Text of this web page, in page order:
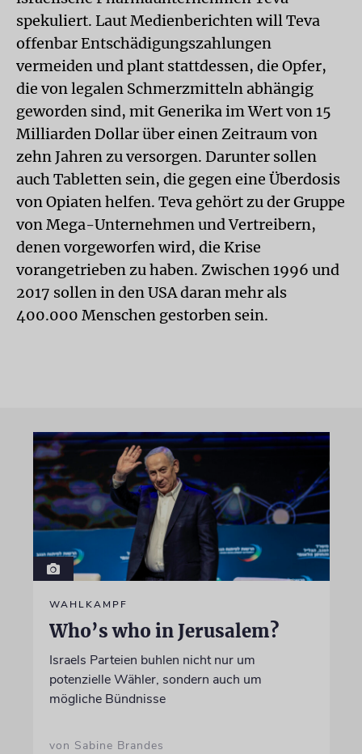
spekuliert. Laut Medienberichten will Teva
offenbar Entschädigungszahlungen
vermeiden und plant stattdessen, die Opfer,
die von legalen Schmerzmitteln abhängig
geworden sind, mit Generika im Wert von 15
Milliarden Dollar über einen Zeitraum von
zehn Jahren zu versorgen. Darunter sollen
auch Tabletten sein, die gegen eine Überdosis
von Opiaten helfen. Teva gehört zu der Gruppe
von Mega-Unternehmen und Vertreibern,
denen vorgeworfen wird, die Krise
vorangetrieben zu haben. Zwischen 1996 und
2017 sollen in den USA daran mehr als
400.000 Menschen gestorben sein.
WAHLKAMPF
Who’s who in Jerusalem?
Israels Parteien buhlen nicht nur um
potenzielle Wähler, sondern auch um
mögliche Bündnisse
von Sabine Brandes